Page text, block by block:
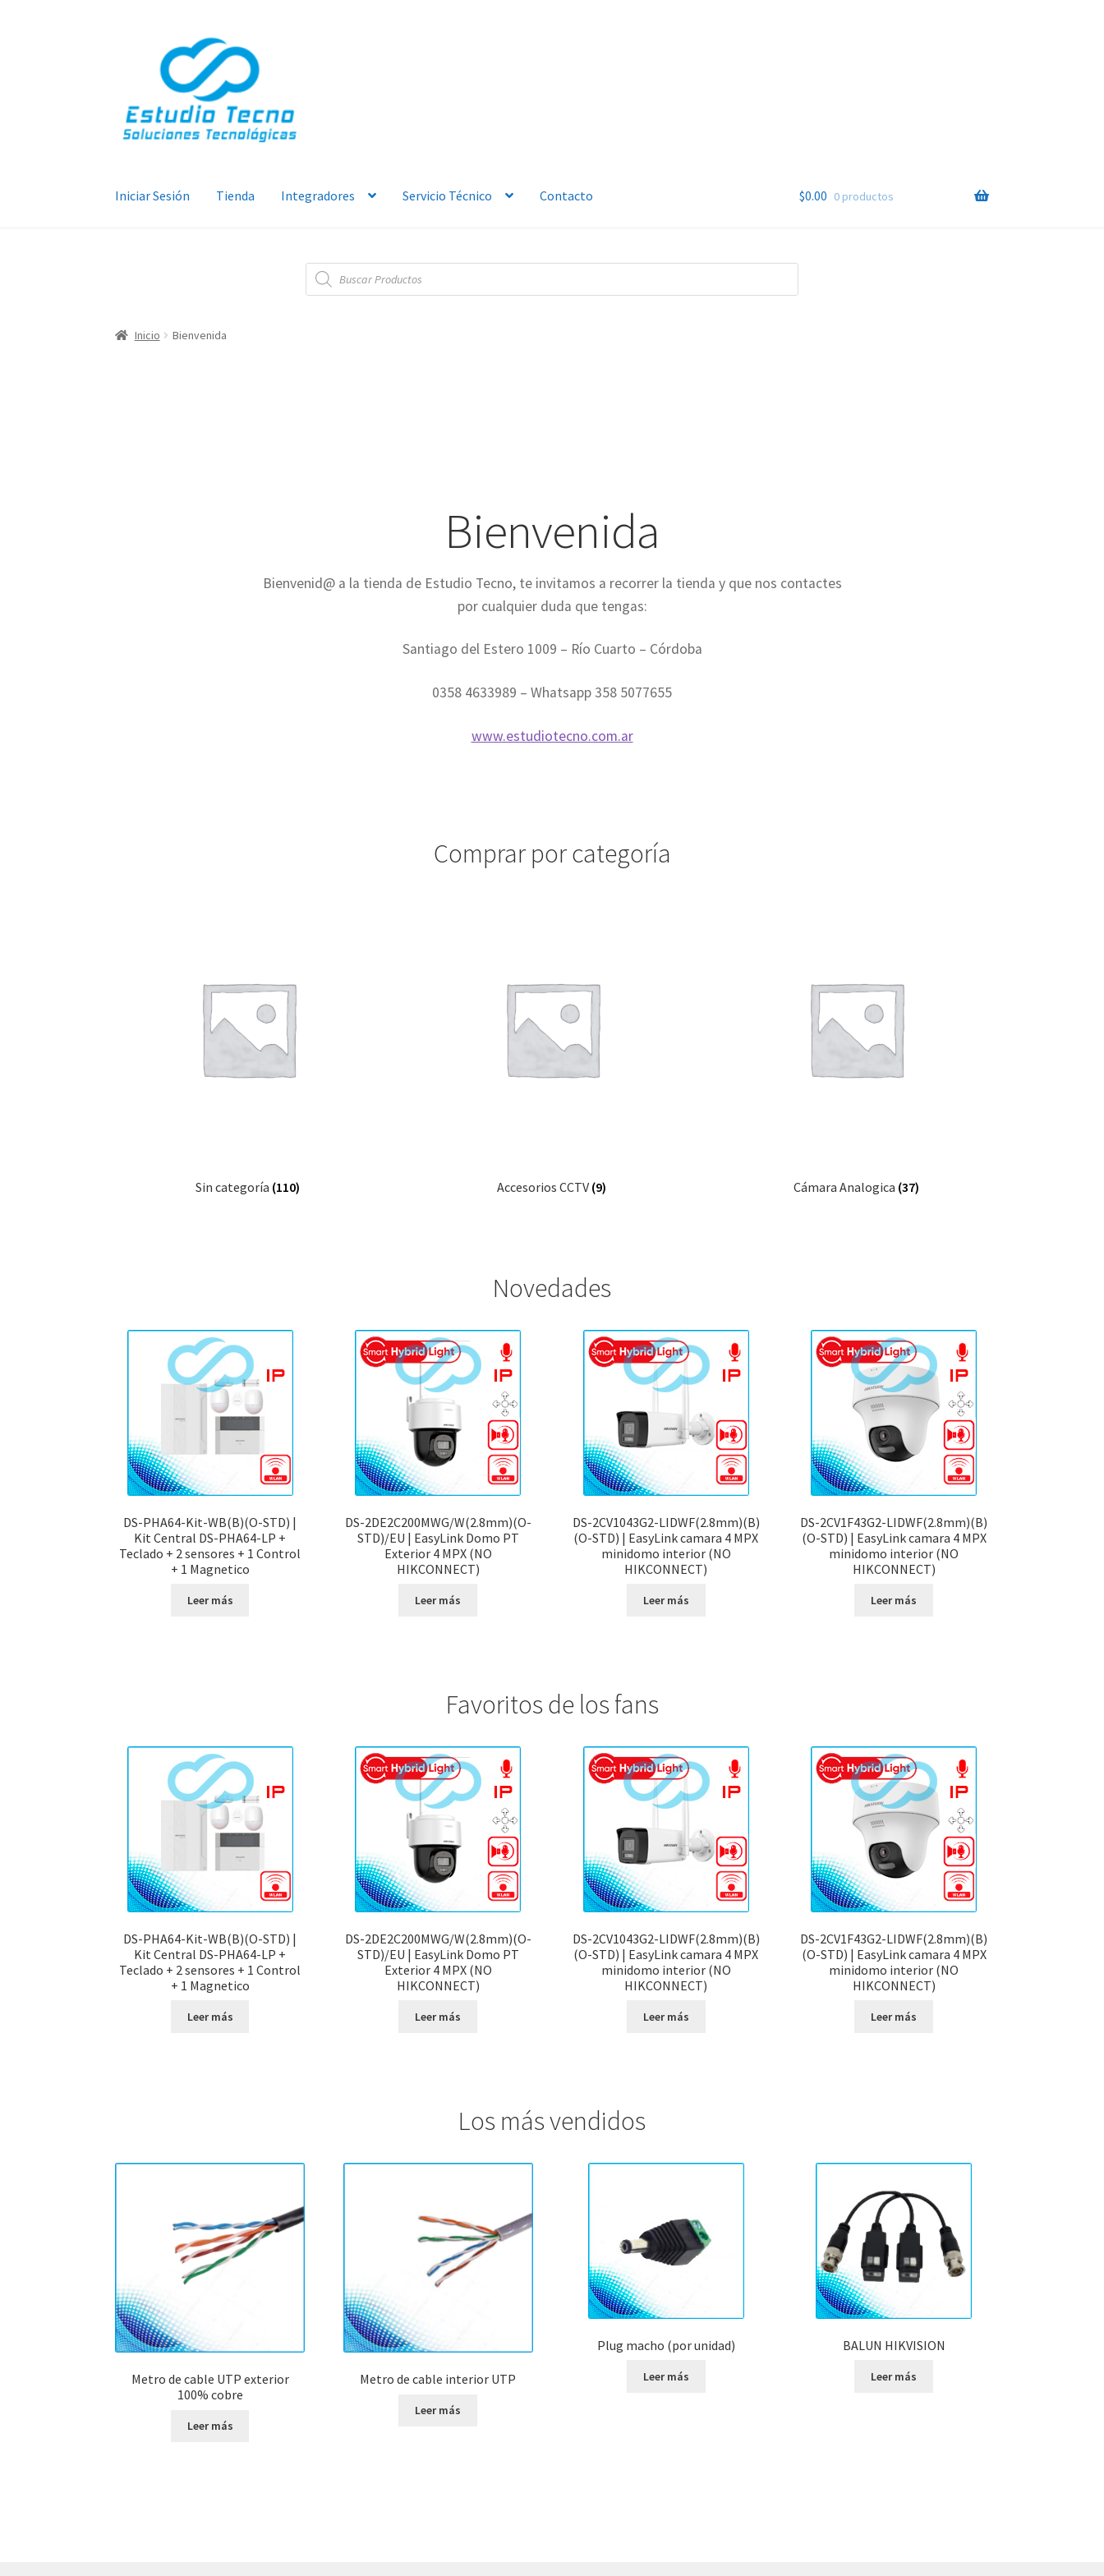
navegación
contenido
Iniciar Sesión Tienda Integradores Servicio Técnico Contacto $0.00 0 productos
Búsqueda
de
productos
Inicio Bienvenida
Bienvenida
Bienvenid@ a la tienda de Estudio Tecno, te invitamos a recorrer la tienda y que nos contactes
por cualquier duda que tengas:
Santiago del Estero 1009 – Río Cuarto – Córdoba
0358 4633989 – Whatsapp 358 5077655
www.estudiotecno.com.ar
Comprar por categoría
Sin categoría (110) Accesorios CCTV (9) Cámara Analogica (37)
Novedades
DS-PHA64-Kit-WB(B)(O-STD) |
Kit Central DS-PHA64-LP +
Teclado + 2 sensores + 1 Control
+ 1 Magnetico
Leer más
DS-2DE2C200MWG/W(2.8mm)(O-
STD)/EU | EasyLink Domo PT
Exterior 4 MPX (NO
HIKCONNECT)
Leer más
DS-2CV1043G2-LIDWF(2.8mm)(B)
(O-STD) | EasyLink camara 4 MPX
minidomo interior (NO
HIKCONNECT)
Leer más
DS-2CV1F43G2-LIDWF(2.8mm)(B)
(O-STD) | EasyLink camara 4 MPX
minidomo interior (NO
HIKCONNECT)
Leer más
Favoritos de los fans
DS-PHA64-Kit-WB(B)(O-STD) |
Kit Central DS-PHA64-LP +
Teclado + 2 sensores + 1 Control
+ 1 Magnetico
Leer más
DS-2DE2C200MWG/W(2.8mm)(O-
STD)/EU | EasyLink Domo PT
Exterior 4 MPX (NO
HIKCONNECT)
Leer más
DS-2CV1043G2-LIDWF(2.8mm)(B)
(O-STD) | EasyLink camara 4 MPX
minidomo interior (NO
HIKCONNECT)
Leer más
DS-2CV1F43G2-LIDWF(2.8mm)(B)
(O-STD) | EasyLink camara 4 MPX
minidomo interior (NO
HIKCONNECT)
Leer más
Los más vendidos
Metro de cable UTP exterior
100% cobre
Leer más
Metro de cable interior UTP
Leer más
Plug macho (por unidad)
Leer más
BALUN HIKVISION
Leer más